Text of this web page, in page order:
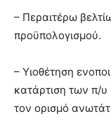
– Περαιτέρω
προϋπολογισμού.
– Υιοθέτηση
κατάρτιση των π/
τον ορισμό